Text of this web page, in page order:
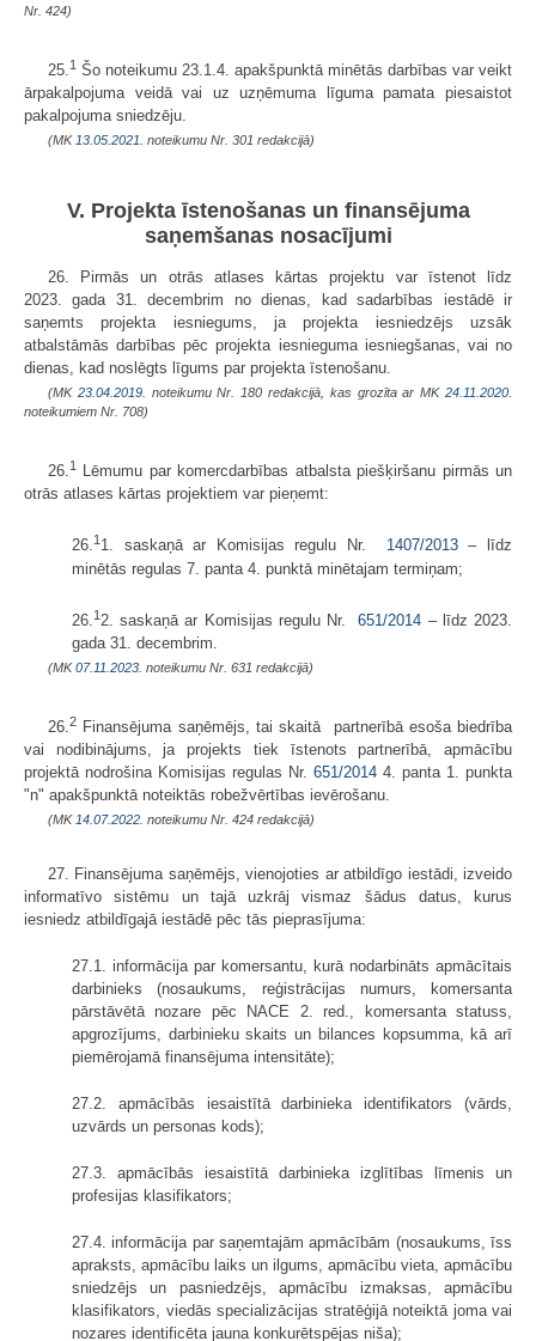
Nr. 424)
25.1 Šo noteikumu 23.1.4. apakšpunktā minētās darbības var veikt
ārpakalpojuma veidā vai uz uzņēmuma līguma pamata piesaistot
pakalpojuma sniedzēju.
(MK 13.05.2021. noteikumu Nr. 301 redakcijā)
V. Projekta īstenošanas un finansējuma
saņemšanas nosacījumi
26. Pirmās un otrās atlases kārtas projektu var īstenot līdz
2023. gada 31. decembrim no dienas, kad sadarbības iestādē ir
saņemts projekta iesniegums, ja projekta iesniedzējs uzsāk
atbalstāmās darbības pēc projekta iesnieguma iesniegšanas, vai no
dienas, kad noslēgts līgums par projekta īstenošanu.
(MK 23.04.2019. noteikumu Nr. 180 redakcijā, kas grozīta ar MK24.11.2020.
noteikumiem Nr. 708)
26.1
Lēmumu par komercdarbības atbalsta piešķiršanu pirmās un
otrās atlases kārtas projektiem var pieņemt:
26.1 1. saskaņā ar Komisijas regulu Nr. 1407/2013– līdz
minētās regulas 7. panta 4. punktā minētajam termiņam;
26. 1 2. saskaņā ar Komisijas regulu Nr. 651/2014 – līdz 2023.
gada 31. decembrim.
(MK07.11.2023. noteikumu Nr. 631 redakcijā)
26.2 Finansējuma saņēmējs, tai skaitā partnerībā esoša biedrība
vai nodibinājums, ja projekts tiek īstenots partnerībā, apmācību
projektā nodrošina Komisijas regulas Nr. 651/2014 4. panta 1. punkta
"n" apakšpunktā noteiktās robežvērtības ievērošanu.
(MK 14.07.2022. noteikumu Nr. 424 redakcijā)
27. Finansējuma saņēmējs, vienojoties ar atbildīgo iestādi, izveido
informatīvo sistēmu un tajā uzkrāj vismaz šādus datus, kurus
iesniedz atbildīgajā iestādē pēc tās pieprasījuma:
27.1. informācija par komersantu, kurā nodarbināts apmācītais
darbinieks (nosaukums, reģistrācijas numurs, komersanta
pārstāvētā nozare pēc NACE 2. red., komersanta statuss,
apgrozījums, darbinieku skaits un bilances kopsumma, kā arī
piemērojamā finansējuma intensitāte);
27.2. apmācībās iesaistītā darbinieka identifikators (vārds,
uzvārds un personas kods);
27.3. apmācībās iesaistītā darbinieka izglītības līmenis un
profesijas klasifikators;
27.4. informācija par saņemtajām apmācībām (nosaukums, īss
apraksts, apmācību laiks un ilgums, apmācību vieta, apmācību
sniedzējs un pasniedzējs, apmācību izmaksas, apmācību
klasifikators, viedās specializācijas stratēģijā noteiktā joma vai
nozares identificēta jauna konkurētspējas niša);